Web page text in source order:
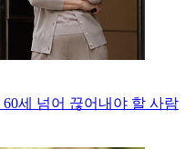
세 넘어 끊어내야 할 사람